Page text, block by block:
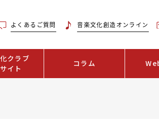
よくあるご質問 音楽文化創造オンライン
クラブ
イト
コラム